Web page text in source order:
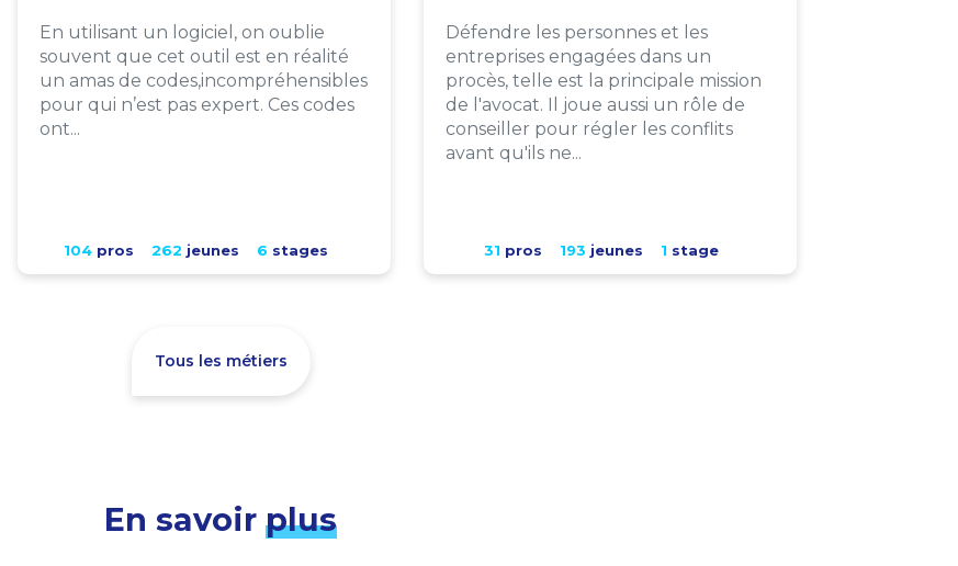
En utilisant un logiciel, on oublie
souvent que cet outil est en réalité
un amas de codes,incompréhensibles
pour qui n’est pas expert. Ces codes
ont...
104pros 262 jeunes 6 stages
Défendre les personnes et les
entreprises engagées dans un
procès, telle est la principale mission
de l'avocat. Il joue aussi un rôle de
conseiller pour régler les conflits
avant qu'ils ne...
31 pros 193 jeunes 1 stage
Tous les métiers
En savoir plus